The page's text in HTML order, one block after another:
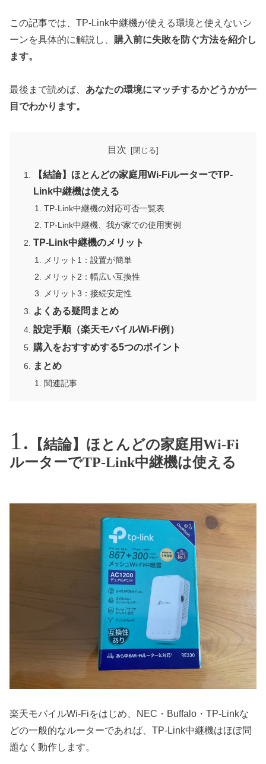
この記事では、TP-Link中継機が使える環境と使えないシ
ーンを具体的に解説し、 購入前に失敗を防ぐ方法を紹介し
ます。
最後まで読めば、 あなたの環境にマッチするかどうかが一
目でわかります。
目次
【結論】ほとんどの家庭用Wi-FiルーターでTP-
Link中継機は使える
TP-Link中継機の対応可否一覧表
TP-Link中継機、我が家での使用実例
TP-Link中継機のメリット
メリット1：設置が簡単
メリット2：幅広い互換性
メリット3：接続安定性
よくある疑問まとめ
設定手順（楽天モバイルWi-Fi例）
購入をおすすめする5つのポイント
まとめ
関連記事
【結論】ほとんどの家庭用Wi-Fi
ルーターでTP-Link中継機は使える
楽天モバイルWi-Fiをはじめ、NEC・Buffalo・TP-Linkな
どの一般的なルーターであれば、TP-Link中継機はほぼ問
題なく動作します。